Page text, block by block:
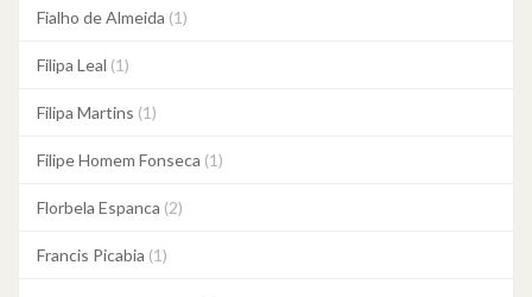
Fialho de Almeida (1)
Filipa Leal (1)
Filipa Martins (1)
Filipe Homem Fonseca (1)
Florbela Espanca (2)
Francis Picabia (1)